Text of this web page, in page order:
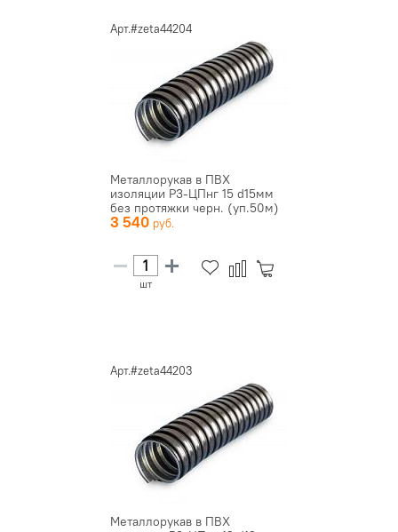
Арт.#zeta44204
Металлорукав в ПВХ
изоляции Р3-ЦПнг 15 d15мм
без протяжки черн. (уп.50м)
ЗЭ...
3 540
шт
Арт.#zeta44203
Металлорукав в ПВХ